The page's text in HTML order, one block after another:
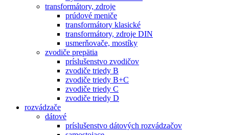
transformátory, zdroje
prúdové meniče
transformátory klasické
transformátory, zdroje DIN
usmerňovače, mostíky
zvodiče prepätia
príslušenstvo zvodičov
zvodiče triedy B
zvodiče triedy B+C
zvodiče triedy C
zvodiče triedy D
rozvádzače
dátové
príslušenstvo dátových rozvádzačov